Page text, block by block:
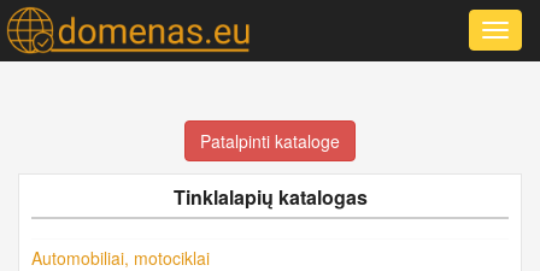
Patalpinti kataloge
Tinklalapių katalogas
Automobiliai, motociklai